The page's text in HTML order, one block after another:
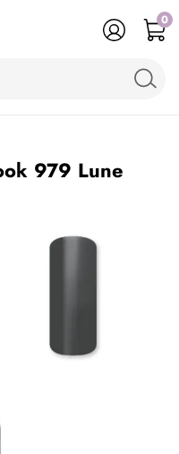
0
979 Lune